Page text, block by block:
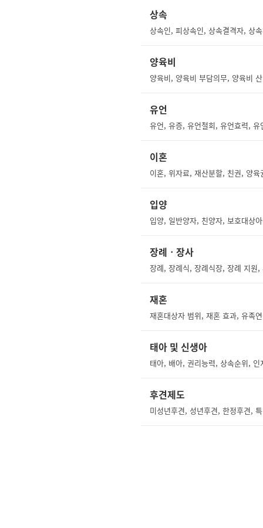
상속
상속인, 피상속인, 상속결격자, 상
양육비
유언
유언, 유증, 유언철회, 유언효력,
이혼
이혼, 위자료, 재산분할, 친권, 양
입양
장례ㆍ장사
재혼
재혼대상자 범위, 재혼 효과, 유족
태아 및 신생아
후견제도
미성년후견, 성년후견, 한정후견,